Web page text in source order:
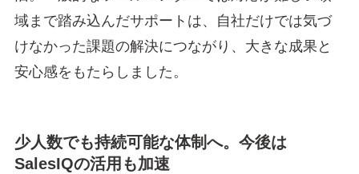
域まで踏み込んだサポートは、自社だけでは気づ
けなかった課題の解決につながり、大きな成果と
安心感をもたらしました。
少人数でも持続可能な体制へ。今後は
SalesIQの活用も加速